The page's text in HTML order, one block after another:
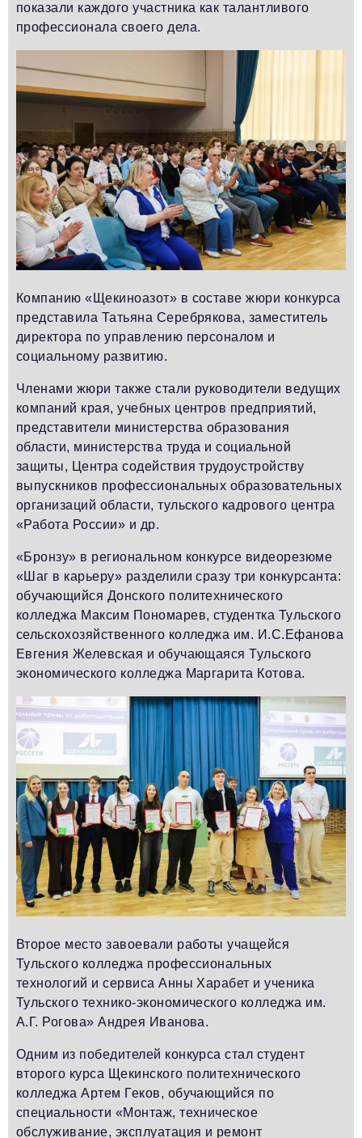
показали каждого участника как талантливого
профессионала своего дела.
Компанию «Щекиноазот» в составе жюри конкурса
представила Татьяна Серебрякова, заместитель
директора по управлению персоналом и
социальному развитию.
Членами жюри также стали руководители ведущих
компаний края, учебных центров предприятий,
представители министерства образования
области, министерства труда и социальной
защиты, Центра содействия трудоустройству
выпускников профессиональных образовательных
организаций области, тульского кадрового центра
«Работа России» и др.
«Бронзу» в региональном конкурсе видеорезюме
«Шаг в карьеру» разделили сразу три конкурсанта:
обучающийся Донского политехнического
колледжа Максим Пономарев, студентка Тульского
сельскохозяйственного колледжа им. И.С.Ефанова
Евгения Желевская и обучающаяся Тульского
экономического колледжа Маргарита Котова.
Второе место завоевали работы учащейся
Тульского колледжа профессиональных
технологий и сервиса Анны Харабет и ученика
Тульского технико-экономического колледжа им.
А.Г. Рогова» Андрея Иванова.
Одним из победителей конкурса стал студент
второго курса Щекинского политехнического
колледжа Артем Геков, обучающийся по
специальности «Монтаж, техническое
обслуживание, эксплуатация и ремонт